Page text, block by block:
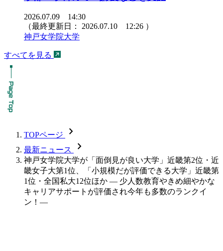
2026.07.09 14:30
（最終更新日： 2026.07.10 12:26 ）
神戸女学院大学
すべてを見る
TOPページ chevron_forward
最新ニュース chevron_forward
神戸女学院大学が「面倒見が良い大学」近畿第2位・近
畿女子大第1位、「小規模だが評価できる大学」近畿第
1位・全国私大12位ほか ― 少人数教育やきめ細やかな
キャリアサポートが評価され今年も多数のランクイ
ン！―